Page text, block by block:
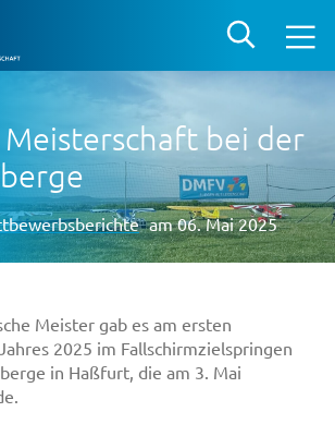
Meisterschaft bei der
am 06. Mai 2025
Meister gab es am ersten
2025 im Fallschirmzielspringen
in Haßfurt, die am 3. Mai